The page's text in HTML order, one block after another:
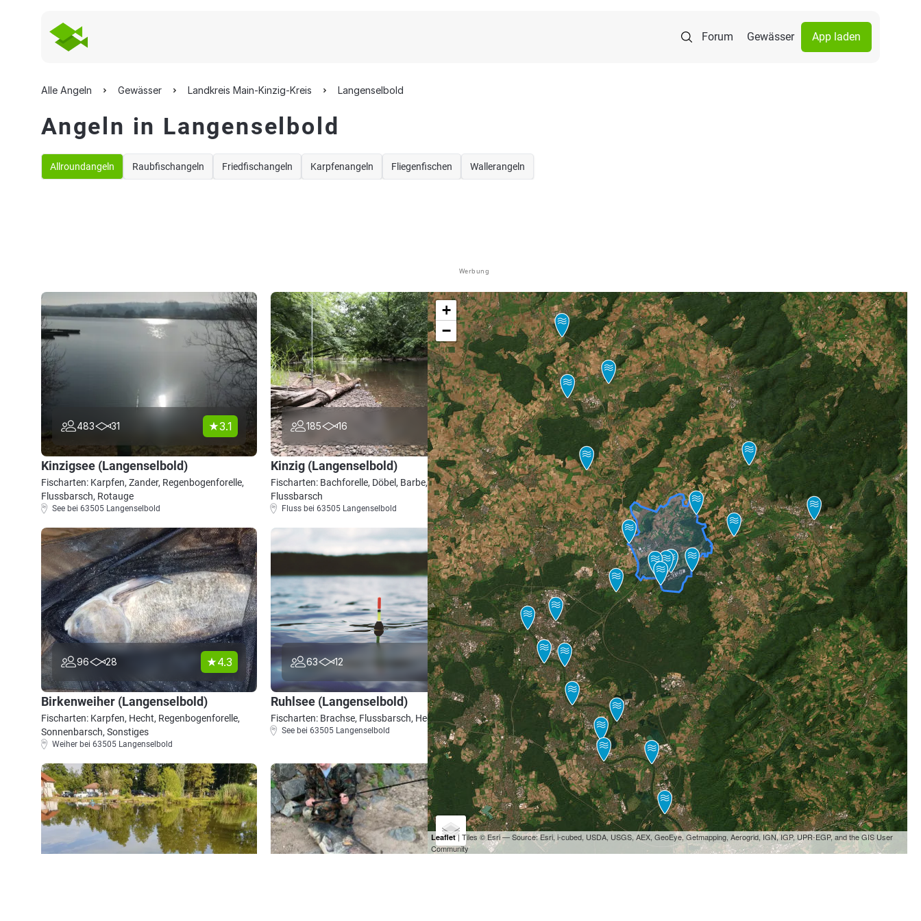
Forum Gewässer App laden
Alle Angeln Gewässer Landkreis Main-Kinzig-Kreis Langenselbold
Angeln in Langenselbold
Allroundangeln Raubfischangeln Friedfischangeln Karpfenangeln Fliegenfischen Wallerangeln
Werbung
483 31 3.1
Kinzigsee (Langenselbold)
Fischarten: Karpfen, Zander, Regenbogenforelle,
Flussbarsch, Rotauge
See bei 63505 Langenselbold
185 16 3.9
Kinzig (Langenselbold)
Fischarten: Bachforelle, Döbel, Barbe, Wels,
Flussbarsch
Fluss bei 63505 Langenselbold
96 28 4.3
Birkenweiher (Langenselbold)
Fischarten: Karpfen, Hecht, Regenbogenforelle,
Sonnenbarsch, Sonstiges
Weiher bei 63505 Langenselbold
63 12 3.7
Ruhlsee (Langenselbold)
Fischarten: Brachse, Flussbarsch, Hecht, Rotauge
See bei 63505 Langenselbold
+
−
Leaflet| Tiles © Esri — Source: Esri, i-cubed, USDA, USGS, AEX, GeoEye, Getmapping, Aerogrid, IGN, IGP, UPR-EGP, and the GIS User
Community